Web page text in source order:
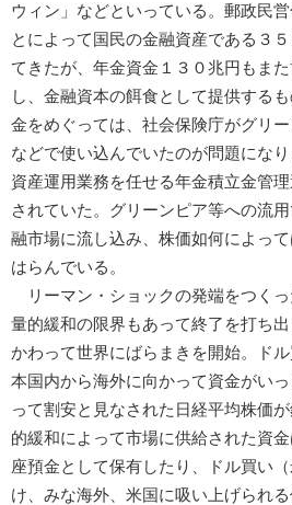
ウィン」などといっている。郵政民
とによって国民の金融資産である３
てきたが、年金資金１３０兆円もま
し、金融資本の餌食として提供する
金をめぐっては、社会保険庁がグリー
などで使い込んでいたのが問題にな
資産運用業務を任せる年金積立金管
されていた。グリーンピア等への流
融市場に流し込み、株価如何によっ
はらんでいる。
リーマン・ショックの発端をつく
量的緩和の限界もあって終了を打ち
かわって世界にばらまきを開始。ド
本国内から海外に向かって資金がい
って割安と見なされた日経平均株価
的緩和によって市場に供給された資
座預金として保有したり、ドル買い
け、みな海外、米国に吸い上げられ